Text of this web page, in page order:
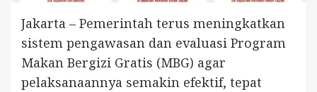
Jakarta – Pemerintah terus meningkatkan
sistem pengawasan dan evaluasi Program
Makan Bergizi Gratis (MBG) agar
pelaksanaannya semakin efektif, tepat